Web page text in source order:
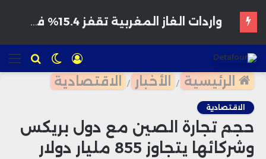
هواتف مخترقة تغزو الأسواق المغربية بأسعار مغرية وتحذيرات من برمجيات تجسس
للبحث الوضع
المظلم
تسجيل
الدخول
الرئيسية / الأخبار / الاقتصادية
الاقتصادية
حجم تجارة الصين مع دول بريكس
وشركائها يتجاوز 855 مليار دولار